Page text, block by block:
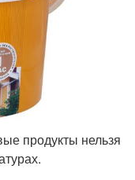
продукты нельзя